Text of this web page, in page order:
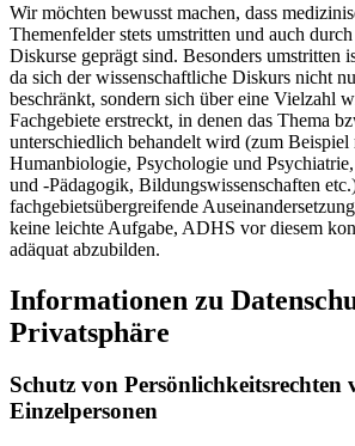
Wir möchten bewusst machen, dass
Themenfelder stets umstritten und auch
Diskurse geprägt sind. Besonders umstritten
da sich der wissenschaftliche Diskurs nicht
beschränkt, sondern sich über eine Vielzahl
Fachgebiete erstreckt, in denen das Thema
unterschiedlich behandelt wird (zum
Humanbiologie, Psychologie und
und -Pädagogik, Bildungswissenschaften
fachgebietsübergreifende
keine leichte Aufgabe, ADHS vor diesem
adäquat abzubilden.
Informationen zu
Privatsphäre
Schutz von Persönlichkeitsrechten
Einzelpersonen